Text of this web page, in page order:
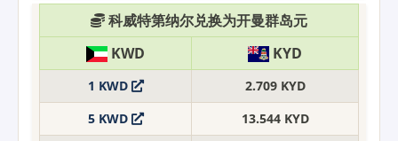
科威特第纳尔兑换为开曼群岛元
KWD
KYD
1 KWD
2.709 KYD
5 KWD
13.544 KYD